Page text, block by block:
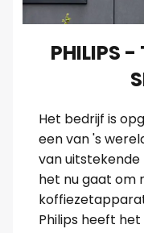
PHILIPS -
Het bedrijf is
een van 's
van
het nu gaat om
Philips heeft